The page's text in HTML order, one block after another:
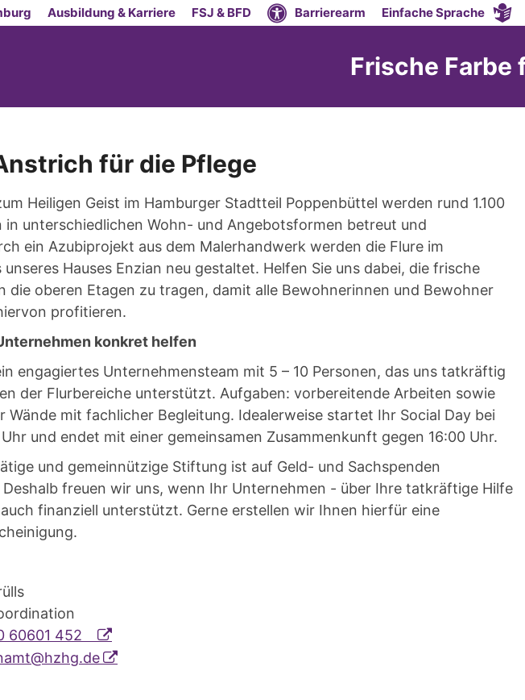
Ausbildung & Karriere FSJ & BFD Barrierearm Einfache Sprache
Frische Farbe
für die Pflege
Heiligen Geist im Hamburger Stadtteil Poppenbüttel werden rund 1.100
in unterschiedlichen Wohn- und Angebotsformen betreut und
ein Azubiprojekt aus dem Malerhandwerk werden die Flure im
unseres Hauses Enzian neu gestaltet. Helfen Sie uns dabei, die frische
die oberen Etagen zu tragen, damit alle Bewohnerinnen und Bewohner
profitieren.
konkret helfen
engagiertes Unternehmensteam mit 5 – 10 Personen, das uns tatkräftig
der Flurbereiche unterstützt. Aufgaben: vorbereitende Arbeiten sowie
Wände mit fachlicher Begleitung. Idealerweise startet Ihr Social Day bei
und endet mit einer gemeinsamen Zusammenkunft gegen 16:00 Uhr.
und gemeinnützige Stiftung ist auf Geld- und Sachspenden
Deshalb freuen wir uns, wenn Ihr Unternehmen - über Ihre tatkräftige Hilfe
finanziell unterstützt. Gerne erstellen wir Ihnen hierfür eine
Katja Brülls
60601 452